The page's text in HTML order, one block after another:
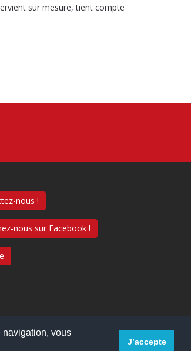
navigation, vous
J’accepte
sur mesure, tient compte
nous !
nous sur Facebook !